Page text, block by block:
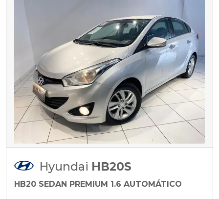
Hyundai HB20S
HB20 SEDAN PREMIUM 1.6 AUTOMÁTICO